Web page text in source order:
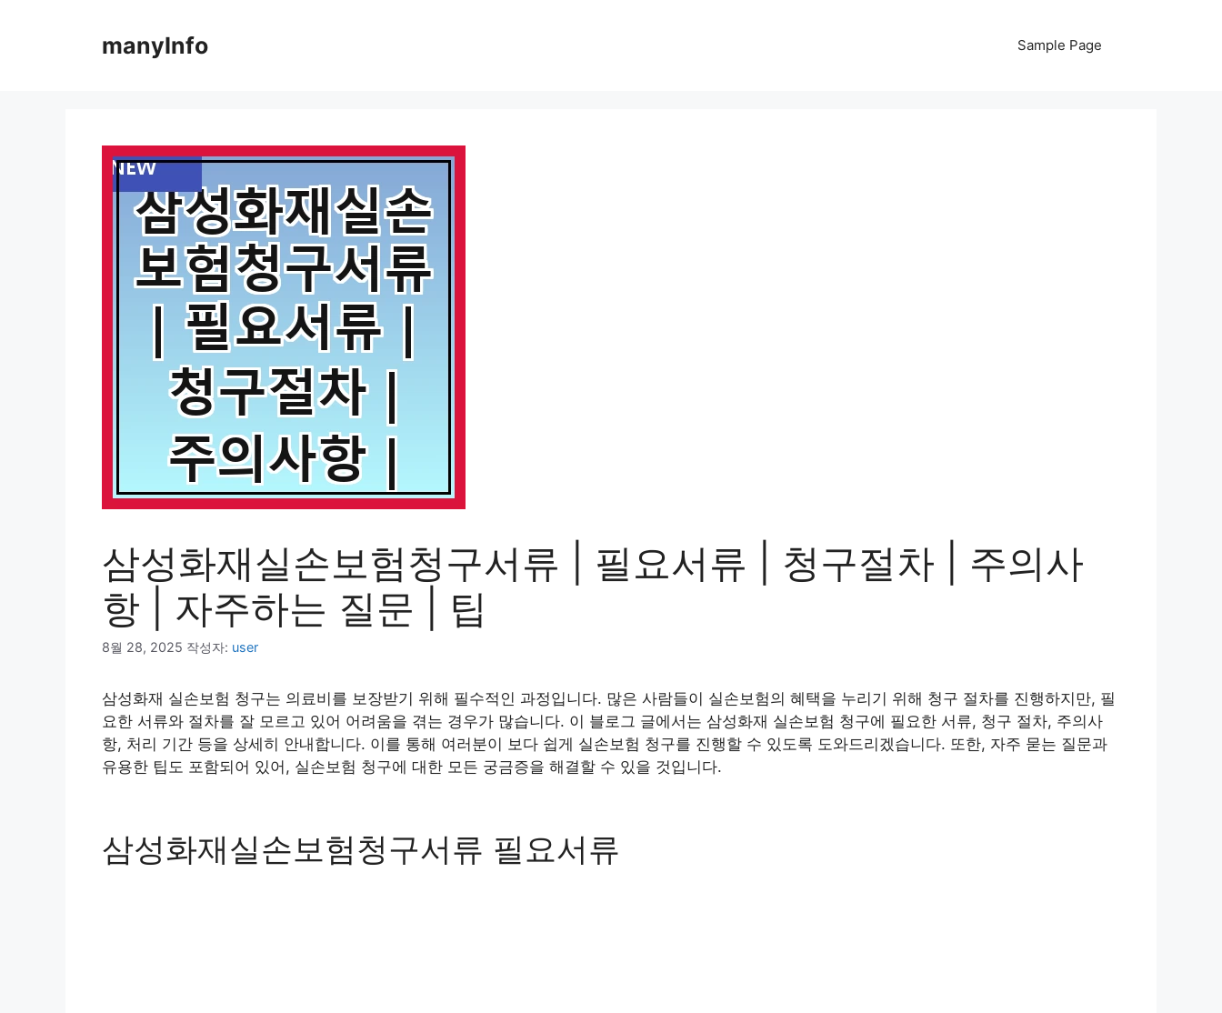
manyInfo Sample Page
삼성화재실손보험청구서류 | 필요서류 | 청구절차 | 주의사
항 | 자주하는 질문 | 팁
8월 28, 2025 작성자: user
삼성화재 실손보험 청구는 의료비를 보장받기 위해 필수적인 과정입니다. 많은 사람들이 실손보험의 혜택을 누리기 위해 청구 절차를 진행하지만, 필
요한 서류와 절차를 잘 모르고 있어 어려움을 겪는 경우가 많습니다. 이 블로그 글에서는 삼성화재 실손보험 청구에 필요한 서류, 청구 절차, 주의사
항, 처리 기간 등을 상세히 안내합니다. 이를 통해 여러분이 보다 쉽게 실손보험 청구를 진행할 수 있도록 도와드리겠습니다. 또한, 자주 묻는 질문과
유용한 팁도 포함되어 있어, 실손보험 청구에 대한 모든 궁금증을 해결할 수 있을 것입니다.
삼성화재실손보험청구서류 필요서류